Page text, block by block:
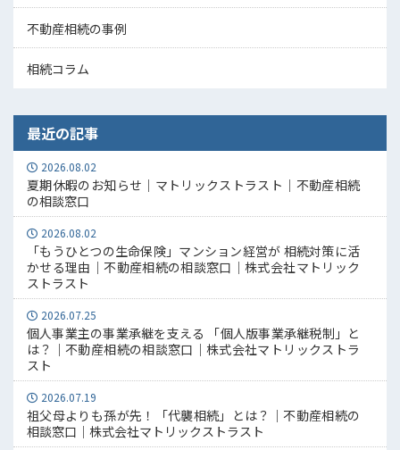
不動産相続の事例
相続コラム
最近の記事
2026.08.02
夏期休暇のお知らせ｜マトリックストラスト｜不動産相続
の相談窓口
2026.08.02
「もうひとつの生命保険」マンション経営が 相続対策に活
かせる理由｜不動産相続の相談窓口｜株式会社マトリック
ストラスト
2026.07.25
個人事業主の事業承継を支える 「個人版事業承継税制」と
は？｜不動産相続の相談窓口｜株式会社マトリックストラ
スト
2026.07.19
祖父母よりも孫が先！「代襲相続」とは？｜不動産相続の
相談窓口｜株式会社マトリックストラスト